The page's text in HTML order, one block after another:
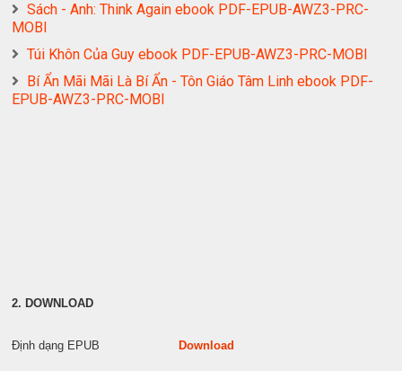
Sách - Anh: Think Again ebook PDF-EPUB-AWZ3-PRC-
MOBI
Túi Khôn Của Guy ebook PDF-EPUB-AWZ3-PRC-MOBI
Bí Ẩn Mãi Mãi Là Bí Ẩn - Tôn Giáo Tâm Linh ebook PDF-
EPUB-AWZ3-PRC-MOBI
2. DOWNLOAD
Định dạng EPUB Download